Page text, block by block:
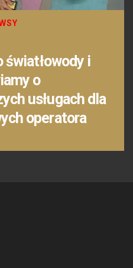
światłowody i
o
usługach dla
operatora